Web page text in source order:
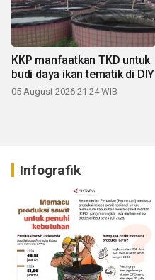
KKP manfaatkan TKD untuk
budi daya ikan tematik di DIY
05 August 2026 21:24 WIB
Infografik